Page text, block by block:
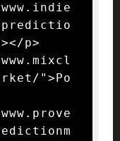
predictio
p>
">Po